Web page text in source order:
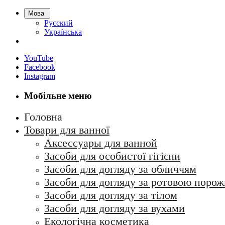
Мова
Русский
Українська
YouTube
Facebook
Instagram
Мобільне меню
Головна
Товари для ванної
Аксессуары для ванной
Засоби для особистої гігієни
Засоби для догляду за обличчям
Засоби для догляду за ротовою
Засоби для догляду за тілом
Засоби для догляду за вухами
Екологічна косметика